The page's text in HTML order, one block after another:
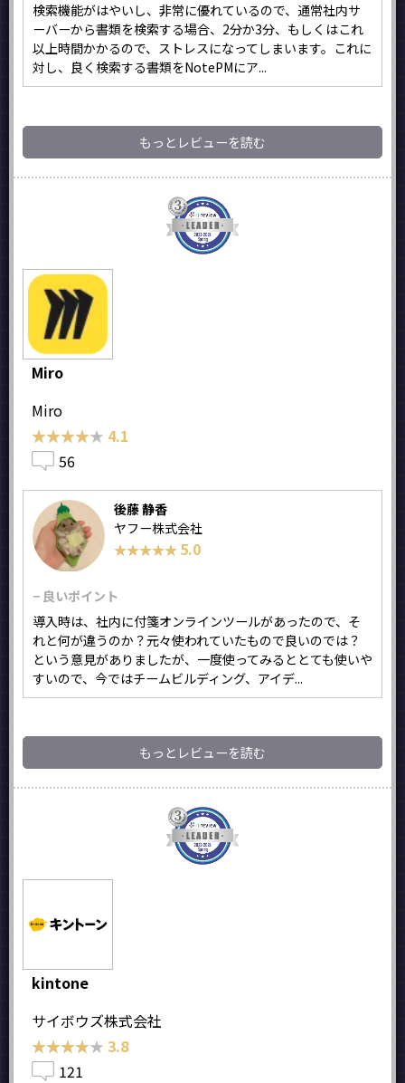
検索機能がはやいし、非常に優れているので、通常社内サ
ーバーから書類を検索する場合、2分か3分、もしくはこれ
以上時間かかるので、ストレスになってしまいます。これに
対し、良く検索する書類をNotePMにア...
もっとレビューを読む
Miro
Miro
★★★★★
★★★★★ 4.1
56
後藤 静香
ヤフー株式会社
★★★★★
★★★★★ 5.0
− 良いポイント
導入時は、社内に付箋オンラインツールがあったので、そ
れと何が違うのか？元々使われていたもので良いのでは？
という意見がありましたが、一度使ってみるととても使いや
すいので、今ではチームビルディング、アイデ...
もっとレビューを読む
kintone
サイボウズ株式会社
★★★★★
★★★★★ 3.8
121